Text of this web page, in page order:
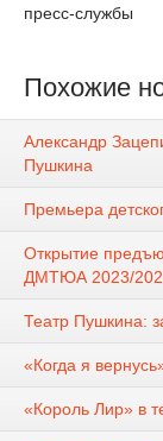
пресс-службы
Похожие
Александр
Пушкина
Премьера
Открытие
ДМТЮА 2023/
Театр Пушкина:
«Когда я
«Король Лир» в